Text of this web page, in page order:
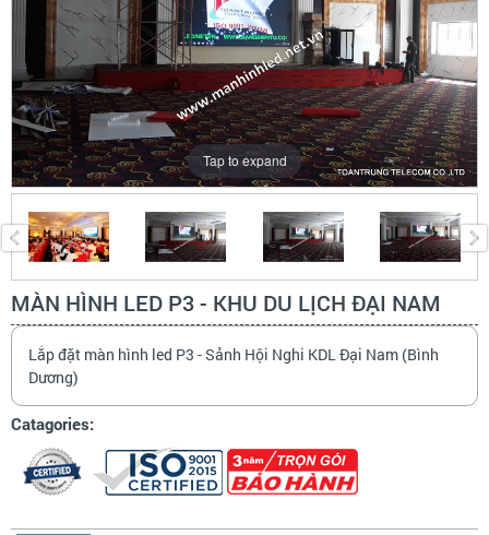
Tap to expand
MÀN HÌNH LED P3 - KHU DU LỊCH ĐẠI NAM
Lắp đặt màn hình led P3 - Sảnh Hội Nghi KDL Đại Nam (Bình
Dương)
Catagories: